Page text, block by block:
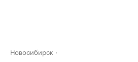
Новосибирск